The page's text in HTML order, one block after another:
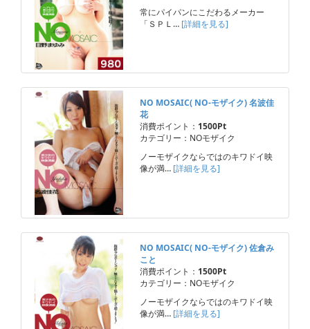
常にパイパンにこだわるメーカー
「ＳＰＬ… [詳細を見る]
NO MOSAIC( NO-モザイク) 名波佳
花
消費ポイント： 1500Pt
カテゴリー：NOモザイク
ノーモザイクならではのキワドイ映
像が満… [詳細を見る]
NO MOSAIC( NO-モザイク) 佐倉み
こと
消費ポイント： 1500Pt
カテゴリー：NOモザイク
ノーモザイクならではのキワドイ映
像が満… [詳細を見る]